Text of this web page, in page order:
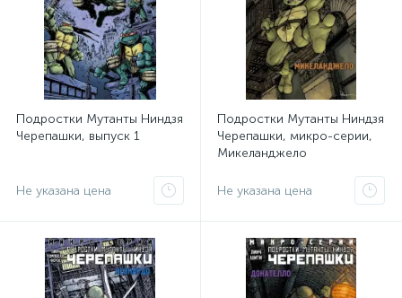
Подростки Мутанты Ниндзя
Черепашки, выпуск 1
Не указана цена
Подростки Мутанты Ниндзя
Черепашки, микро-серии,
Микеланджело
Не указана цена